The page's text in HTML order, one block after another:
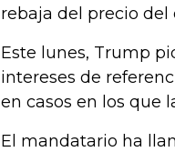
rebaja del precio
Este lunes, Trump
intereses de
en casos en los que
El mandatario ha